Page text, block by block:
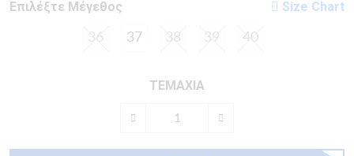
Eπιλέξτε Μέγεθος Size Chart
36 37 38 39 40
ΤΕΜΑΧΙΑ